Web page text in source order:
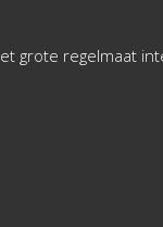
grote regelmaat